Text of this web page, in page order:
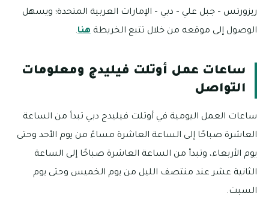
ريزورتس – جبل علي – دبي – الإمارات العربية المتحدة؛ ويسهل
الوصول إلى موقعه من خلال تتبع الخريطة هنا.
ساعات عمل أوتلت فيليدج ومعلومات
التواصل
ساعات العمل اليومية في أوتلت فيليدج دبي تبدأ من الساعة
العاشرة صباحًا إلى الساعة العاشرة مساءً من يوم الأحد وحتى
يوم الأربعاء، وتبدأ من الساعة العاشرة صباحًا إلى الساعة
الثانية عشر عند منتصف الليل من يوم الخميس وحتى يوم
السبت.